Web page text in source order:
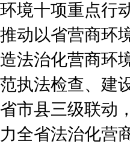
环境十项重点行
推动以省营商环
造法治化营商环
范执法检查、建
省市县三级联动
力全省法治化营